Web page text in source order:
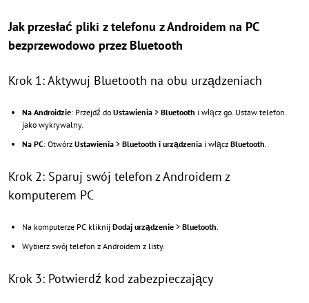
Jak przesłać pliki z telefonu z Androidem na PC
bezprzewodowo przez Bluetooth
Krok 1: Aktywuj Bluetooth na obu urządzeniach
Na Androidzie: Przejdź do Ustawienia > Bluetooth i włącz go. Ustaw telefon
jako wykrywalny.
Na PC: Otwórz Ustawienia > Bluetooth i urządzenia i włącz Bluetooth
Krok 2: Sparuj swój telefon z Androidem z
komputerem PC
Na komputerze PC kliknij Dodaj urządzenie > Bluetooth
Wybierz swój telefon z Androidem z listy.
Krok 3: Potwierdź kod zabezpieczający